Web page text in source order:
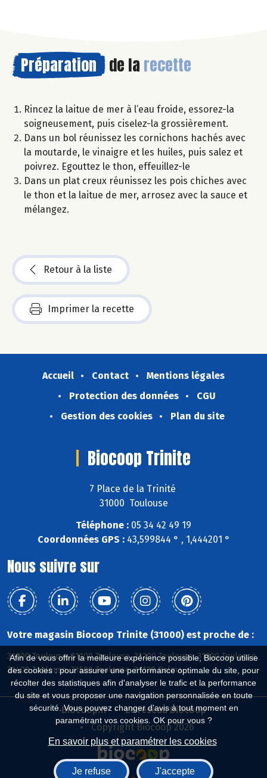
Afin de vous offrir la meilleure expérience possible, Biocoop utilise
des cookies : pour assurer une performance optimale du site, pour
récolter des statistiques afin d'analyser le trafic et la performance
du site et vous proposer une navigation personnalisée en toute
sécurité. Vous pouvez changer d'avis à tout moment en
paramétrant vos cookies. OK pour vous ?
En savoir plus et paramétrer les cookies
Je refuse J'accepte
Préparation de la recette
Rincez la laitue de mer à l’eau froide, essorez-la
soigneusement, puis ciselez-la grossièrement.
Dans un bol réunissez les cornichons hachés avec
la moutarde, le vinaigre et les huiles, puis salez et
poivrez. Egouttez le thon, effeuillez-le
Dans un plat creux réunissez les pois chiches avec
le thon et la laitue de mer, arrosez avec la sauce et
mélangez.
Retour à la liste
Imprimer la recette
Accueil Contact
Mentions légales
Protection des données
CGU
Gestion des cookies
Plan du site
Biocoop Trinite
7 Place de la Trinité
31000 Toulouse
Téléphone : 05 34 42 49 19
Coordonnées GPS :43,599844 ° , 1,444201 °
Nous suivre sur
Votre magasin Biocoop Trinite (31000) est proche de :
31000 Toulouse, 31100 Toulouse, 31200 Toulouse, 31300 Toulouse,
31400 Toulouse, 31500 Toulouse, 31130 Balma
Biocoop.fr
Le réseau Biocoop
Copyright Biocoop 2026